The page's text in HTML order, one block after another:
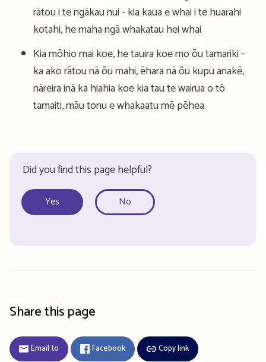
rātou i te ngākau nui - kia kaua e whai i te huarahi
kotahi, he maha ngā whakatau hei whai
Kia mōhio mai koe, he tauira koe mo ōu tamariki -
ka ako rātou nā ōu mahi, ēhara nā ōu kupu anakē,
nāreira inā ka hiahia koe kia tau te wairua o tō
tamaiti, māu tonu e whakaatu mē pēhea.
Did you find this page helpful?
Yes No
Share this page
Email to Facebook Copy link